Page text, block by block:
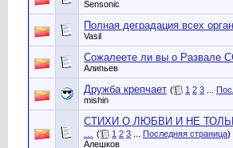
Sensonic
Полная деградация всех
Vasil
Сожалеете ли вы о Развале
Алипьев
Дружба крепчает ( 1 2 3
mishin
СТИХИ О ЛЮБВИ И НЕ
... ( 1 2 3 Последняя страница)
Алешков